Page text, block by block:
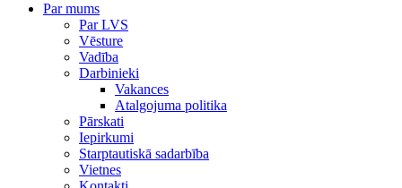
Par mums
Par LVS
Vēsture
Vadība
Darbinieki
Vakances
Atalgojuma politika
Pārskati
Iepirkumi
Starptautiskā sadarbība
Vietnes